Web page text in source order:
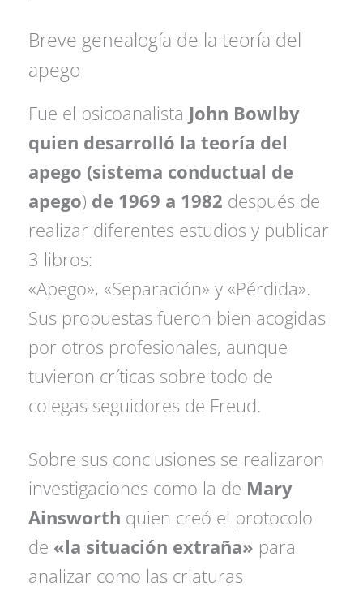
Breve genealogía de la teoría del
apego
Fue el psicoanalista John Bowlby
quien desarrolló la teoría del
apego (sistema conductual de
apego) de 1969 a 1982 después de
realizar diferentes estudios y publicar
3 libros:
«Apego», «Separación» y «Pérdida».
Sus propuestas fueron bien acogidas
por otros profesionales, aunque
tuvieron críticas sobre todo de
colegas seguidores de Freud.
Sobre sus conclusiones se realizaron
investigaciones como la de Mary
Ainsworth quien creó el protocolo
de «la situación extraña» para
analizar como las criaturas